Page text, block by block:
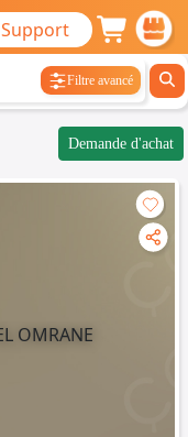
Support
Filtre avancé
Demande d'achat